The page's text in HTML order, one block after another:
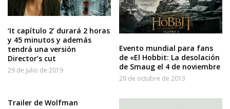
‘It capítulo 2’ durará 2 horas
y 45 minutos y además
tendrá una versión
Director’s cut
29 de julio de 2019
Evento mundial para fans
de «El Hobbit: La desolación
de Smaug el 4 de noviembre
29 de octubre de 2013
Trailer de Wolfman